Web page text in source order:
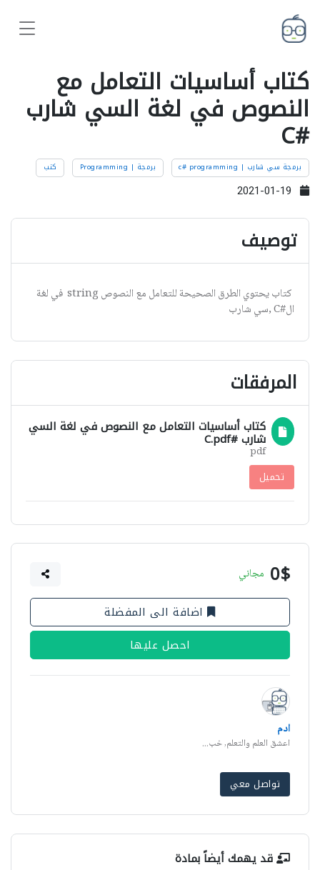
كتاب أساسيات التعامل مع
النصوص في لغة السي شارب
#C
برمجة سي شارب | c# programming برمجة | Programming كتب
توصيف
كتاب يحتوي الطرق الصحيحة للتعامل مع النصوص string في لغة
ال#C ,سي شارب
المرفقات
كتاب أساسيات التعامل مع النصوص في لغة السي
شارب #C.pdf
pdf
تحميل
0$ مجاني
اضافة الى المفضلة
احصل عليها
ادم
اعشق العلم والتعلم, خب...
تواصل معي
قد يهمك أيضاً بمادة